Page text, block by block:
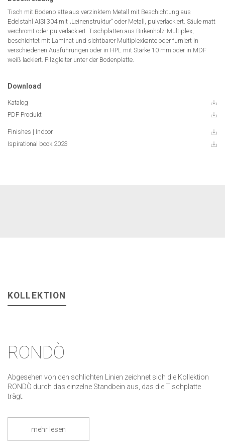
Tisch mit Bodenplatte aus verzinktem Metall mit Beschichtung aus
Edelstahl AISI 304 mit „Leinenstruktur“ oder Metall, pulverlackiert. Säule matt
verchromt oder pulverlackiert. Tischplatten aus Birkenholz-Multiplex,
beschichtet mit Laminat und sichtbarer Multiplexkante oder furniert in
verschiedenen Ausführungen oder in HPL mit Stärke 10 mm oder in MDF
weiß lackiert. Filzgleiter unter der Bodenplatte.
Download
Katalog
PDF Produkt
Finishes | Indoor
Ispirational book 2023
KOLLEKTION
RONDÒ
Abgesehen von den schlichten Linien zeichnet sich die Kollektion
RONDÒ durch das einzelne Standbein aus, das die Tischplatte
trägt.
mehr lesen